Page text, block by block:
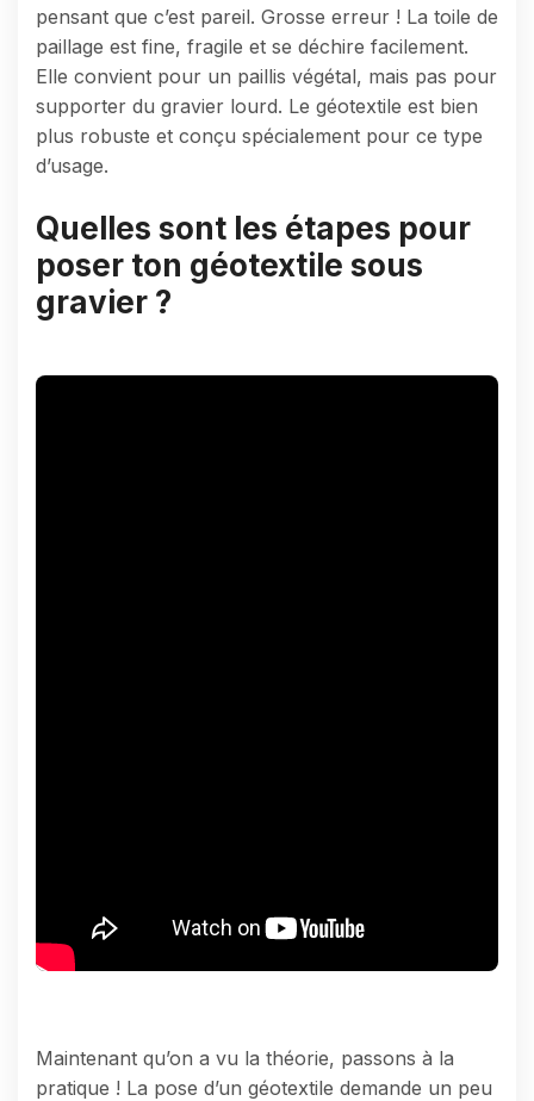
pensant que c’est pareil. Grosse erreur ! La toile de
paillage est fine, fragile et se déchire facilement.
Elle convient pour un paillis végétal, mais pas pour
supporter du gravier lourd. Le géotextile est bien
plus robuste et conçu spécialement pour ce type
d’usage.
Quelles sont les étapes pour
poser ton géotextile sous
gravier ?
Maintenant qu’on a vu la théorie, passons à la
pratique ! La pose d’un géotextile demande un peu